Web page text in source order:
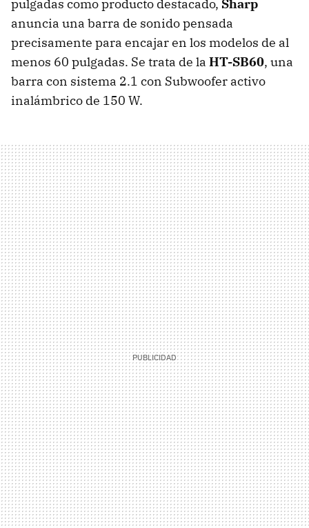
pulgadas como producto destacado, Sharp
anuncia una barra de sonido pensada
precisamente para encajar en los modelos de al
menos 60 pulgadas. Se trata de la HT-SB60, una
barra con sistema 2.1 con Subwoofer activo
inalámbrico de 150 W.